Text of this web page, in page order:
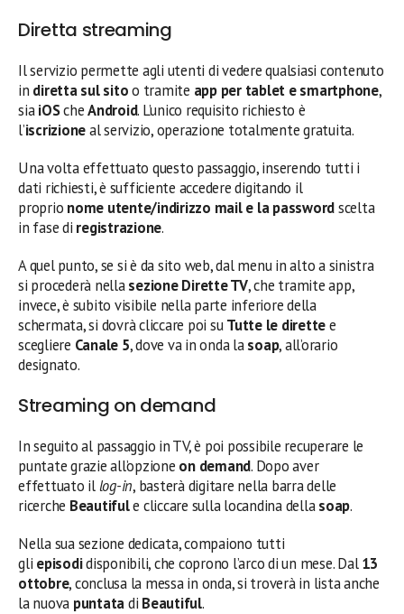
Diretta streaming
Il servizio permette agli utenti di vedere qualsiasi contenuto
in diretta sul sitoo tramite app per tablet e smartphone,
siaiOScheAndroid. L’unico requisito richiesto è
l’iscrizioneal servizio, operazione totalmente gratuita.
Una volta effettuato questo passaggio, inserendo tutti i
dati richiesti, è sufficiente accedere digitando il
proprio nome utente/indirizzo mail e la passwordscelta
in fase di registrazione.
A quel punto, se si è da sito web, dal menu in alto a sinistra
si procederà nellasezione Dirette TV, che tramite app,
invece, è subito visibile nella parte inferiore della
schermata, si dovrà cliccare poi suTutte le direttee
scegliere Canale 5, dove va in onda lasoap, all’orario
designato.
Streaming on demand
In seguito al passaggio in TV, è poi possibile recuperare le
puntate grazie all’opzione on demand. Dopo aver
effettuato illog-in, basterà digitare nella barra delle
ricerche Beautifule cliccare sulla locandina dellasoap.
Nella sua sezione dedicata, compaiono tutti
gli episodidisponibili, che coprono l’arco di un mese. Dal13
ottobre, conclusa la messa in onda, si troverà in lista anche
la nuova puntatadi Beautiful.